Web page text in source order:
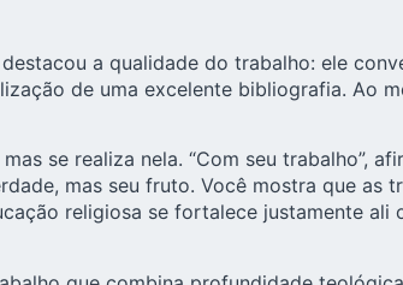
a qualidade do trabalho: ele
de uma excelente bibliografia. Ao
se realiza nela. “Com seu trabalho”,
mas seu fruto. Você mostra que as
religiosa se fortalece justamente